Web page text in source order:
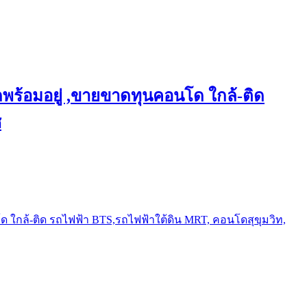
ร้อมอยู่ ,ขายขาดทุนคอนโด ใกล้-ติด
กล้-ติด รถไฟฟ้า BTS,รถไฟฟ้าใต้ดิน MRT, คอนโดสุขุมวิท,